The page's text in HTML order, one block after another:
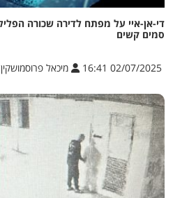
די-אן-איי על מפתח לדירה שכורה
סמים קשים
02/07/2025 16:41 מיכאל פרוסמושקין